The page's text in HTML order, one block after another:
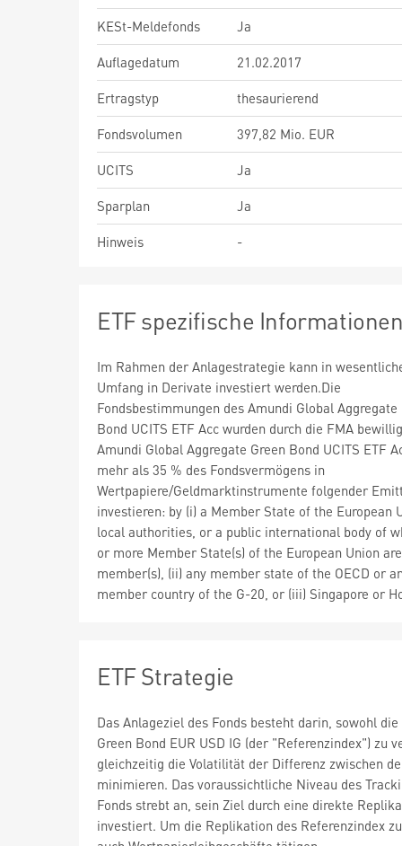
KESt-Meldefonds
Ja
Auflagedatum
21.02.2017
Ertragstyp
thesaurierend
Fondsvolumen
397,82 Mio. EUR
UCITS
Ja
Sparplan
Ja
Hinweis
-
ETF spezifische
Im Rahmen der Anlagestrategie kann in
Umfang in Derivate investiert werden.Die
Fondsbestimmungen des Amundi Global Aggregate
Bond UCITS ETF Acc wurden durch die FMA
Amundi Global Aggregate Green Bond UCITS ETF
mehr als 35 % des Fondsvermögens in
Wertpapiere/Geldmarktinstrumente folgender
investieren: by (i) a Member State of the European
local authorities, or a public international body of
or more Member State(s) of the European Union are
member(s), (ii) any member state of the OECD or
member country of the G-20, or (iii) Singapore or
ETF Strategie
Das Anlageziel des Fonds besteht darin, sowohl
Green Bond EUR USD IG (der "Referenzindex")
gleichzeitig die Volatilität der Differenz zwischen
minimieren. Das voraussichtliche Niveau des
Fonds strebt an, sein Ziel durch eine direkte
investiert. Um die Replikation des Referenzindex